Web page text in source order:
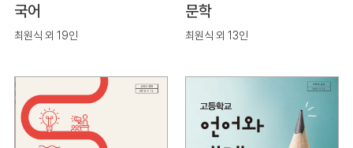
국어
최원식 외 19인
문학
최원식 외 13인